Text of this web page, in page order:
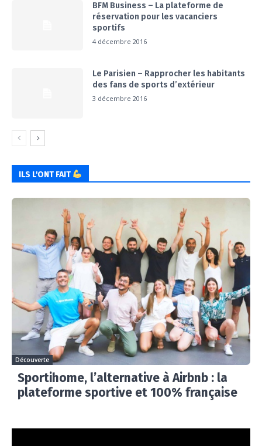
BFM Business – La plateforme de
réservation pour les vacanciers
sportifs
4 décembre 2016
Le Parisien – Rapprocher les habitants
des fans de sports d’extérieur
3 décembre 2016
ILS L'ONT FAIT
Découverte
Sportihome, l’alternative à Airbnb : la
plateforme sportive et 100% française